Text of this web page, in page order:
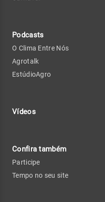
Podcasts
O Clima Entre Nós
Agrotalk
EstúdioAgro
Vídeos
Confira também
Participe
Tempo no seu site